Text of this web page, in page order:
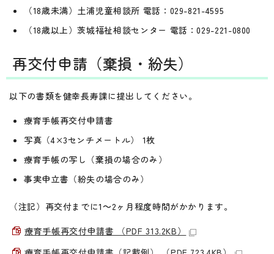
（18歳未満）土浦児童相談所 電話：029-821-4595
（18歳以上）茨城福祉相談センター 電話：029-221-0800
再交付申請（棄損・紛失）
以下の書類を健幸長寿課に提出してください。
療育手帳再交付申請書
写真（4×3センチメートル） 1枚
療育手帳の写し（棄損の場合のみ）
事実申立書（紛失の場合のみ）
（注記）再交付までに1～2ヶ月程度時間がかかります。
療育手帳再交付申請書 （PDF 313.2KB）